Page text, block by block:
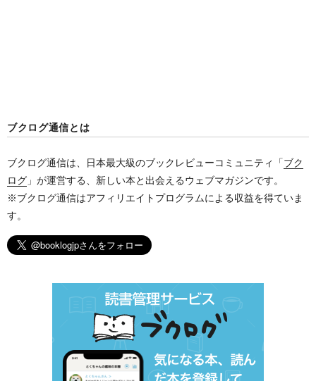
ブクログ通信とは
ブクログ通信は、日本最大級のブックレビューコミュニティ「ブク
ログ 」が運営する、新しい本と出会えるウェブマガジンです。
※ブクログ通信はアフィリエイトプログラムによる収益を得ていま
す。